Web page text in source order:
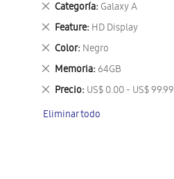
Categoría Galaxy A
Eliminar
este
artículo
Feature HD Display
Eliminar
este
artículo
Color Negro
Eliminar
este
artículo
Memoria 64GB
Eliminar
este
artículo
Precio US$ 0.00 - US$ 99.99
Eliminar
artículo
Eliminar todo